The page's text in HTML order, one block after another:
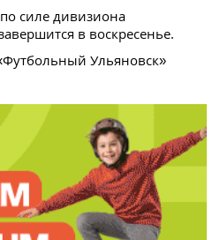
силе дивизиона
в воскресенье.
Ульяновск»